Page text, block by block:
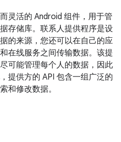
灵活的 Android 组件，用于管
存储库。联系人提供程序是设
的来源，您还可以在自己的应
在线服务之间传输数据。该提
可能管理每个人的数据，因此
提供方的 API 包含一组广泛的
和修改数据。